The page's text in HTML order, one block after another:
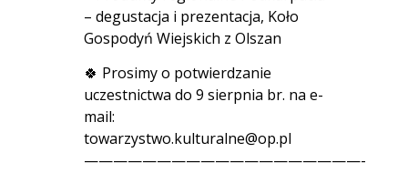
– degustacja i prezentacja, Koło
Gospodyń Wiejskich z Olszan
🍀 Prosimy o potwierdzanie
uczestnictwa do 9 sierpnia br. na e-
mail:
towarzystwo.kulturalne@op.pl
———————————————————-